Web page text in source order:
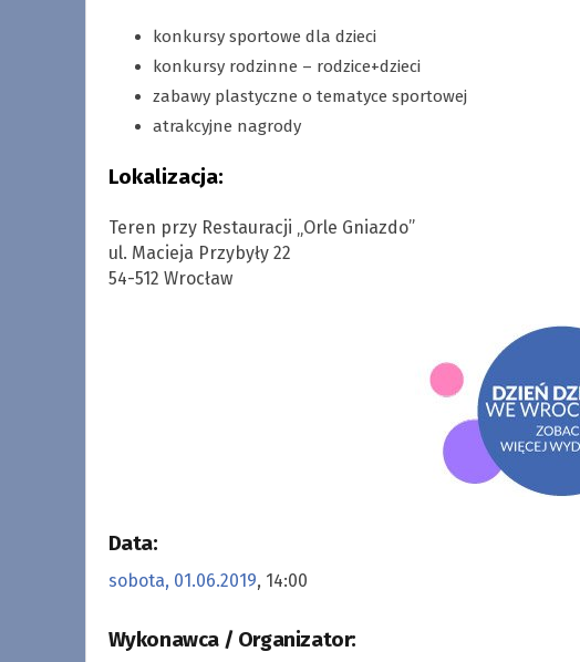
konkursy sportowe dla dzieci
konkursy rodzinne – rodzice+dzieci
zabawy plastyczne o tematyce sportowej
atrakcyjne nagrody
Lokalizacja:
Teren przy Restauracji „Orle Gniazdo”
ul. Macieja Przybyły 22
54-512 Wrocław
Data:
sobota, 01.06.2019, 14:00
Wykonawca / Organizator: